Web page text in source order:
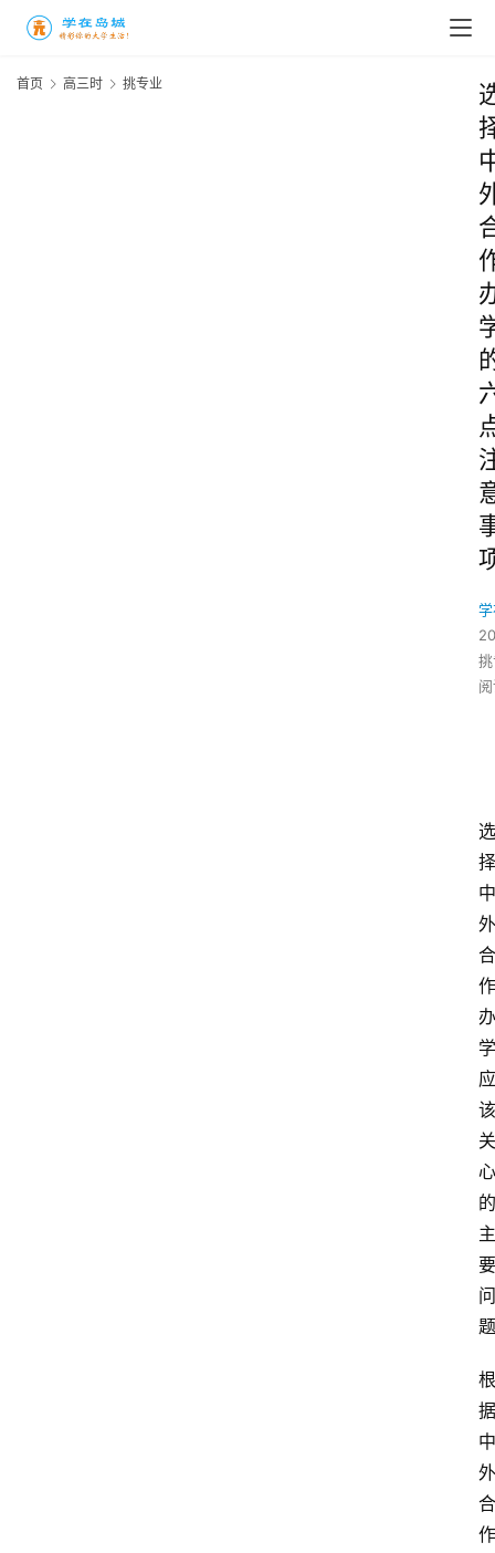
首页 高三时 挑专业
选
择
中
外
合
作
办
学
应
该
关
心
的
主
要
问
题
根
据
中
外
合
作